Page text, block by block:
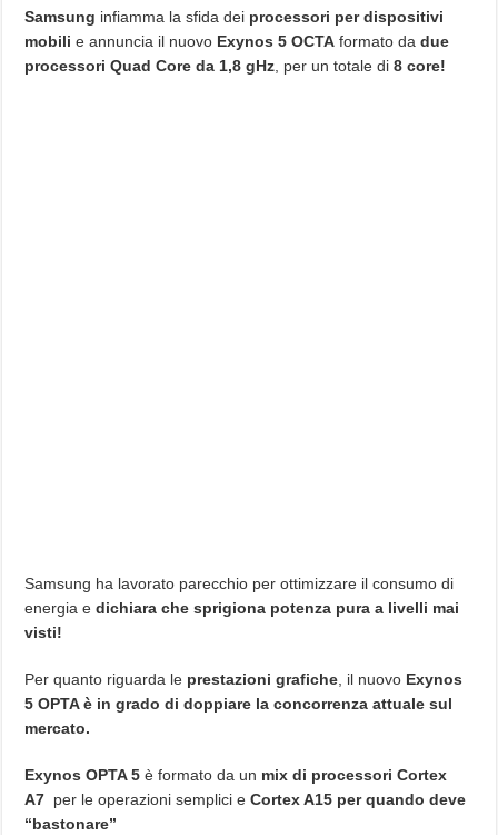
Samsung infiamma la sfida dei processori per dispositivi
mobili e annuncia il nuovo Exynos 5 OCTA formato dadue
processori Quad Core da 1,8 gHz , per un totale di 8 core!
Samsung ha lavorato parecchio per ottimizzare il consumo di
energia edichiara che sprigiona potenza pura a livelli mai
visti!
Per quanto riguarda le prestazioni grafiche , il nuovo Exynos
5 OPTA è in grado di doppiare la concorrenza attuale sul
mercato.
Exynos OPTA 5 è formato da un mix di processori Cortex
A7 per le operazioni semplici eCortex A15 per quando deve
“bastonare”